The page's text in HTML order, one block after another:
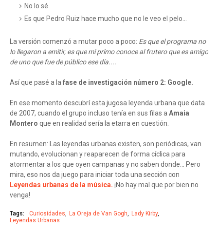
No lo sé
Es que Pedro Ruiz hace mucho que no le veo el pelo...
La versión comenzó a mutar poco a poco: Es que el programa no
lo llegaron a emitir, es que mi primo conoce al frutero que es amigo
de uno que fue de público ese día....
Así que pasé a lafase de investigación número 2: Google.
En ese momento descubrí esta jugosa leyenda urbana que data
de 2007, cuando el grupo incluso tenía en sus filas aAmaia
Montero que en realidad sería la etarra en cuestión.
En resumen: Las leyendas urbanas existen, son periódicas, van
mutando, evolucionan y reaparecen de forma cíclica para
atormentar a los que oyen campanas y no saben donde... Pero
mira, eso nos da juego para iniciar toda una sección con
Leyendas urbanas de la música. ¡No hay mal que por bien no
venga!
Tags: Curiosidades La Oreja de Van Gogh
Lady Kirby
Leyendas Urbanas